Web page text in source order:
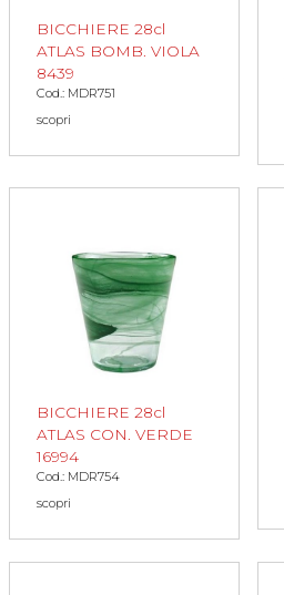
BICCHIERE 28cl
ATLAS BOMB. VIOLA
8439
Cod.: MDR751
scopri
BICCHIERE 28cl
ATLAS CON. VERDE
16994
Cod.: MDR754
scopri